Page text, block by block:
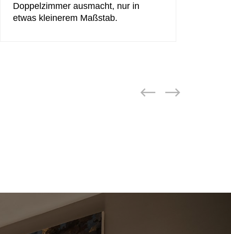
Doppelzimmer ausmacht, nur in
etwas kleinerem Maßstab.